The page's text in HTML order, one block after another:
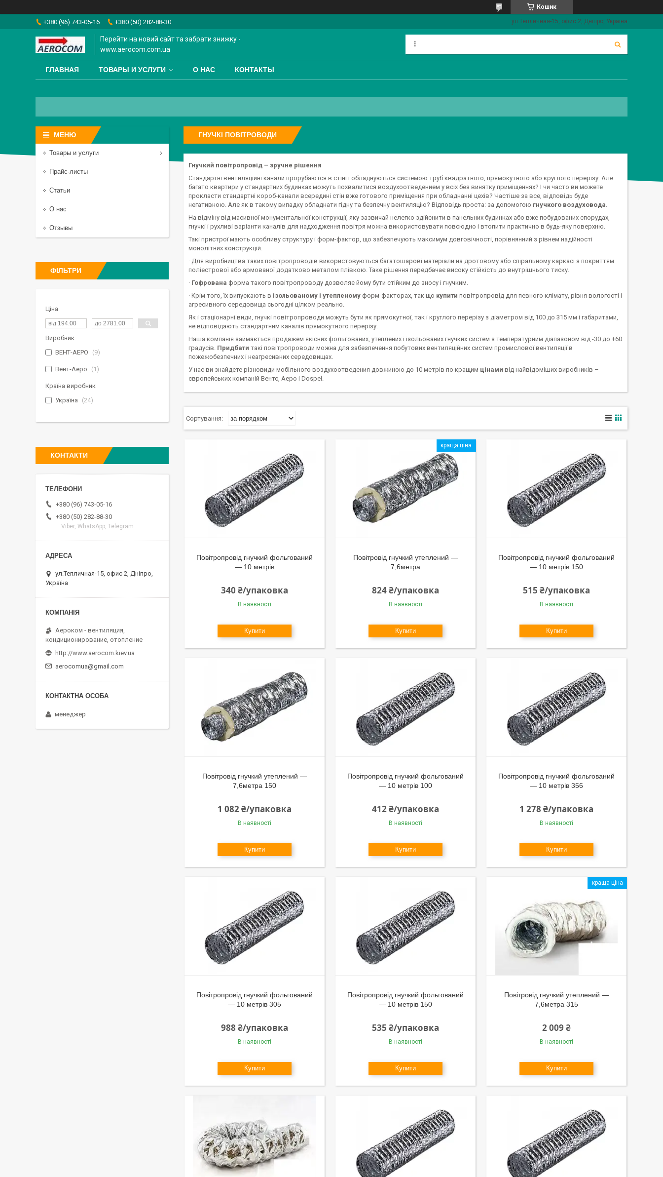
Кошик
+380 (96) 743-05-16 +380 (50) 282-88-30 ул.Тепличная-15, офис 2, Дніпро, Україна
Перейти на новий сайт та забрати знижку -
www.aerocom.com.ua
ГЛАВНАЯ ТОВАРЫ И УСЛУГИ О НАС КОНТАКТЫ
ГНУЧКІ ПОВІТРОВОДИ
Гнучкий повітропровід – зручне рішення
Стандартні вентиляційні канали прорубаются в стіні і обладнуються системою труб квадратного, прямокутного або круглого перерізу. Але
багато квартири у стандартних будинках можуть похвалитися воздухоотведением у всіх без винятку приміщеннях? І чи часто ви можете
прокласти стандартні короб-канали всередині стін вже готового приміщення при обладнанні цехів? Частіше за все, відповідь буде
негативною. Але як в такому випадку обладнати гідну та безпечну вентиляцію? Відповідь проста: за допомогою гнучкого воздуховода.
На відміну від масивної монументальної конструкції, яку зазвичай нелегко здійснити в панельних будинках або вже побудованих спорудах,
гнучкі і рухливі варіанти каналів для надходження повітря можна використовувати повсюдно і втопити практично в будь-яку поверхню.
Такі пристрої мають особливу структуру і форм-фактор, що забезпечують максимум довговічності, порівнянний з рівнем надійності
монолітних конструкцій.
· Для виробництва таких повітропроводів використовуються багатошарові матеріали на дротовому або спіральному каркасі з покриттям
поліестрової або армованої додатково металом плівкою. Таке рішення передбачає високу стійкість до внутрішнього тиску.
· Гофрована форма такого повітропроводу дозволяє йому бути стійким до зносу і гнучким.
· Крім того, їх випускають в ізольованому і утепленому форм-факторах, так що купити повітропровід для певного клімату, рівня вологості і
агресивного середовища сьогодні цілком реально.
Як і стаціонарні види, гнучкі повітропроводи можуть бути як прямокутної, так і круглого перерізу з діаметром від 100 до 315 мм і габаритами,
не відповідають стандартним каналів прямокутного перерізу.
Наша компанія займається продажем якісних фольгованих, утеплених і ізольованих гнучких систем з температурним діапазоном від -30 до +60
градусів. Придбати такі повітропроводи можна для забезпечення побутових вентиляційних систем промислової вентиляції в
пожежобезпечних і неагресивних середовищах.
У нас ви знайдете різновиди мобільного воздухоотведения довжиною до 10 метрів по кращим цінами від найвідоміших виробників –
європейських компаній Вентс, Аеро і Dospel.
Повітропровід гнучкий фольгований
— 10 метрів
340 ₴/упаковка
В наявності
Купити
краща ціна
Повітровід гнучкий утеплений —
7,6метра
824 ₴/упаковка
В наявності
Купити
Повітропровід гнучкий фольгований
— 10 метрів 150
515 ₴/упаковка
В наявності
Купити
Повітровід гнучкий утеплений —
7,6метра 150
1 082 ₴/упаковка
В наявності
Купити
Повітропровід гнучкий фольгований
— 10 метрів 100
412 ₴/упаковка
В наявності
Купити
Повітропровід гнучкий фольгований
— 10 метрів 356
1 278 ₴/упаковка
В наявності
Купити
Повітропровід гнучкий фольгований
— 10 метрів 305
988 ₴/упаковка
В наявності
Купити
Повітропровід гнучкий фольгований
— 10 метрів 150
535 ₴/упаковка
В наявності
Купити
краща ціна
Повітровід гнучкий утеплений —
7,6метра 315
2 009 ₴
В наявності
Купити
Товары и услуги
Прайс-листы
Статьи
О нас
Отзывы
ФІЛЬТРИ
Ціна
Виробник
ВЕНТ-АЕРО
9
Вент-Аеро 1
Країна виробник
Україна
24
КОНТАКТИ
+380 (96) 743-05-16
+380 (50) 282-88-30
Viber, WhatsApp, Telegram
ул.Тепличная-15, офис 2, Дніпро,
Україна
Аероком - вентиляция,
кондиционирование, отопление
http://www.aerocom.kiev.ua
aerocomua@gmail.com
менеджер